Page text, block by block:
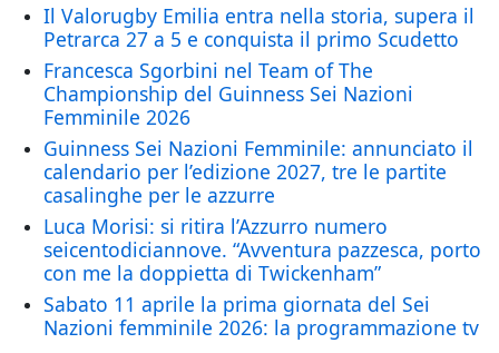
Il Valorugby Emilia entra nella storia, supera il
Petrarca 27 a 5 e conquista il primo Scudetto
Francesca Sgorbini nel Team of The
Championship del Guinness Sei Nazioni
Femminile 2026
Guinness Sei Nazioni Femminile: annunciato il
calendario per l’edizione 2027, tre le partite
casalinghe per le azzurre
Luca Morisi: si ritira l’Azzurro numero
seicentodiciannove. “Avventura pazzesca, porto
con me la doppietta di Twickenham”
Sabato 11 aprile la prima giornata del Sei
Nazioni femminile 2026: la programmazione tv